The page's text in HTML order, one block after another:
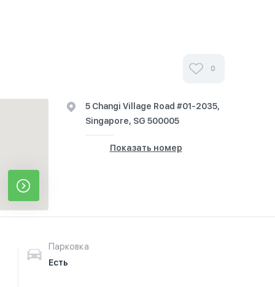
0
5 Changi Village Road #01-2035,
Singapore, SG 500005
Показать номер
Парковка
Есть